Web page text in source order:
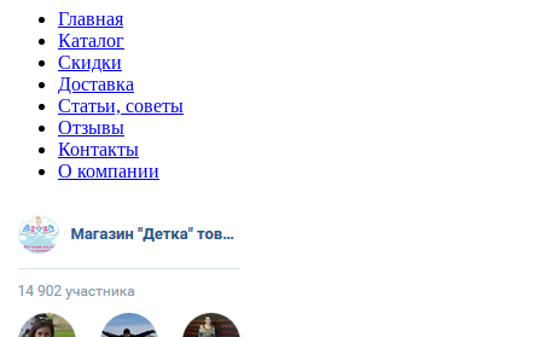
Главная
Каталог
Скидки
Доставка
Статьи, советы
Отзывы
Контакты
О компании